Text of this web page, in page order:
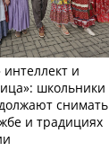
и
школьники
снимать
и традициях